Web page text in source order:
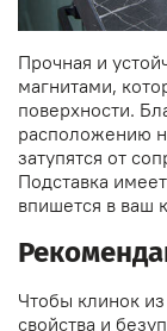
Прочная и
магнитами,
поверхности.
расположению
затупятся от
Подставка
впишется в ваш
Чтобы клинок
свойства и